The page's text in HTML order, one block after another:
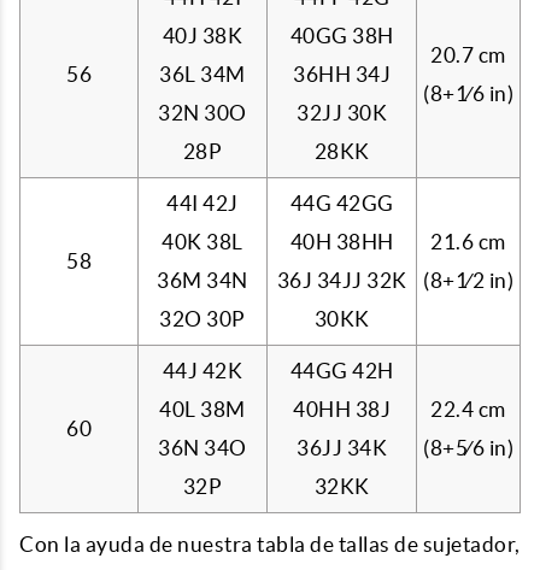
56
40J 38K
36L 34M
32N 30O
28P
40GG 38H
36HH 34J
32JJ 30K
28KK
20.7 cm
(8+1⁄6 in)
58
44I 42J
40K 38L
36M 34N
32O 30P
44G 42GG
40H 38HH
36J 34JJ 32K
30KK
21.6 cm
(8+1⁄2 in)
60
44J 42K
40L 38M
36N 34O
32P
44GG 42H
40HH 38J
36JJ 34K
32KK
22.4 cm
(8+5⁄6 in)
Con la ayuda de nuestra tabla de tallas de sujetador,